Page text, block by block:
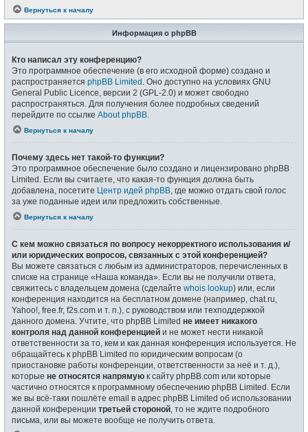
Вернуться к началу
Информация о phpBB
Кто написал эту конференцию?
Это программное обеспечение (в его исходной форме) создано и
распространяется phpBB Limited . Оно доступно на условиях GNU
General Public Licence, версии 2 (GPL-2.0) и может свободно
распространяться. Для получения более подробных сведений
перейдите по ссылке About phpBB
Вернуться к началу
Почему здесь нет такой-то функции?
Это программное обеспечение было создано и лицензировано phpBB
Limited. Если вы считаете, что какая-то функция должна быть
добавлена, посетите Центр идей phpBB , где можно отдать свой голос
за уже поданные идеи или предложить собственные.
Вернуться к началу
С кем можно связаться по вопросу некорректного использования и/
или юридических вопросов, связанных с этой конференцией?
Вы можете связаться с любым из администраторов, перечисленных в
списке на странице «Наша команда». Если вы не получили ответа,
свяжитесь с владельцем домена (сделайте whois lookup) или, если
конференция находится на бесплатном домене (например, chat.ru,
Yahoo!, free.fr, f2s.com и т. п.), с руководством или техподдержкой
данного домена. Учтите, что phpBB Limited не имеет никакого
контроля над данной конференцией и не может нести никакой
ответственности за то, кем и как данная конференция используется. Не
обращайтесь к phpBB Limited по юридическим вопросам (о
приостановке работы конференции, ответственности за неё и т. д.),
которые не относятся напрямую к сайту phpBB.com или которые
частично относятся к программному обеспечению phpBB Limited. Если
же вы всё-таки пошлёте email в адрес phpBB Limited об использовании
данной конференции третьей стороной , то не ждите подробного
письма, или вы можете вообще не получить ответа.